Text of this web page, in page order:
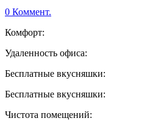
0 Коммент.
Комфорт:
Удаленность офиса:
Бесплатные вкусняшки:
Бесплатные вкусняшки:
Чистота помещений: